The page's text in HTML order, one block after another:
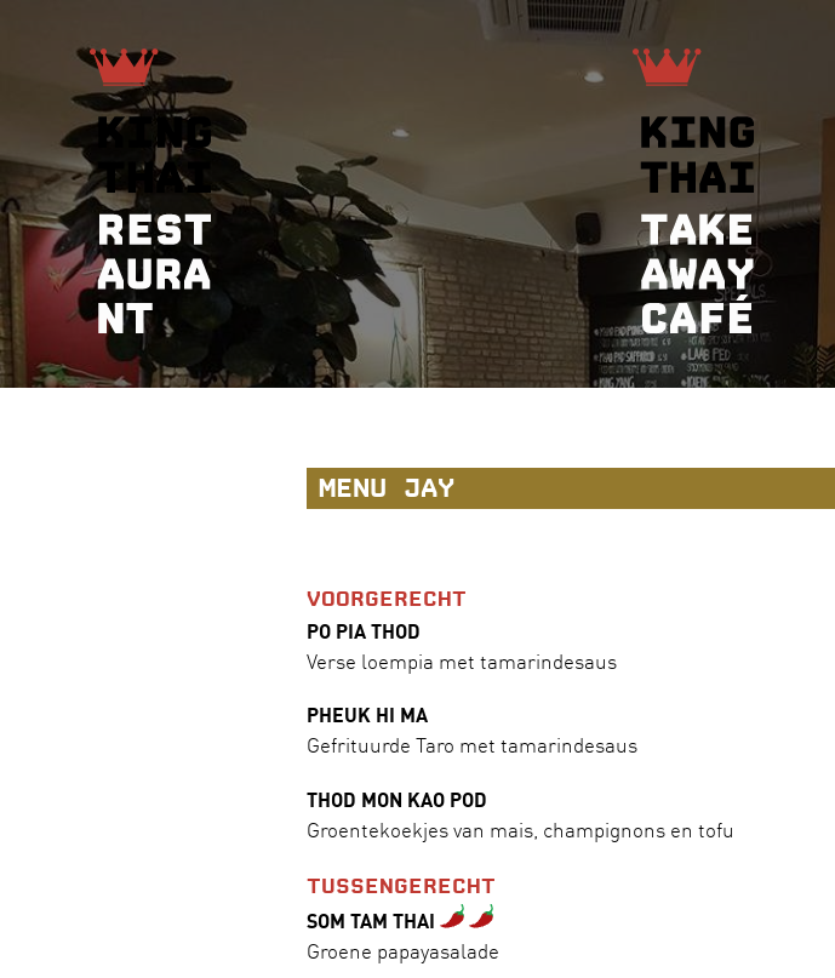
MENU JAY
VOORGERECHT
PO PIA THOD
Verse loempia met tamarindesaus
PHEUK HI MA
Gefrituurde Taro met tamarindesaus
THOD MON KAO POD
Groentekoekjes van mais, champignons en tofu
TUSSENGERECHT
SOM TAM THAI
Groene papayasalade